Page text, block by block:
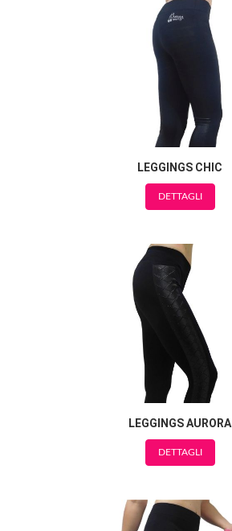
LEGGINGS CHIC
DETTAGLI
LEGGINGS AURORA
DETTAGLI